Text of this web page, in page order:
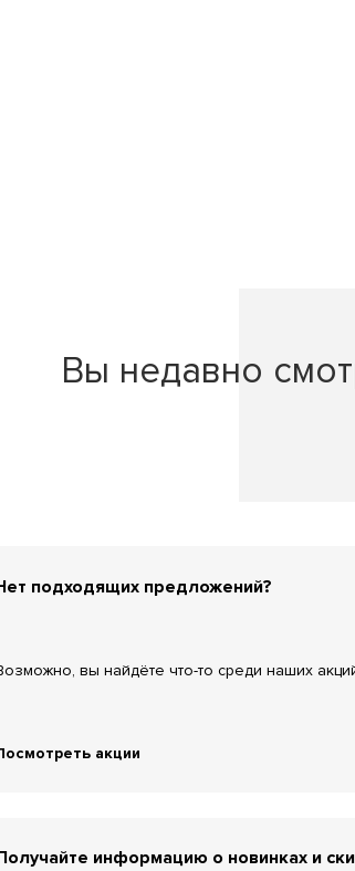
Вы недавно
подходящих предложений?
вы найдёте что-то среди наших
акции
информацию о новинках и